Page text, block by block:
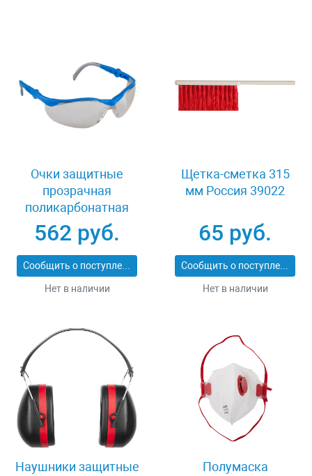
Очки защитные
прозрачная
поликарбонатная
монолинза ЗУБР
ЭКСПЕРТ 110310
562 руб.
Сообщить о поступлении
Нет в наличии
Щетка-сметка 315
мм Россия 39022
65 руб.
Сообщить о поступлении
Нет в наличии
Наушники защитные Полумаска